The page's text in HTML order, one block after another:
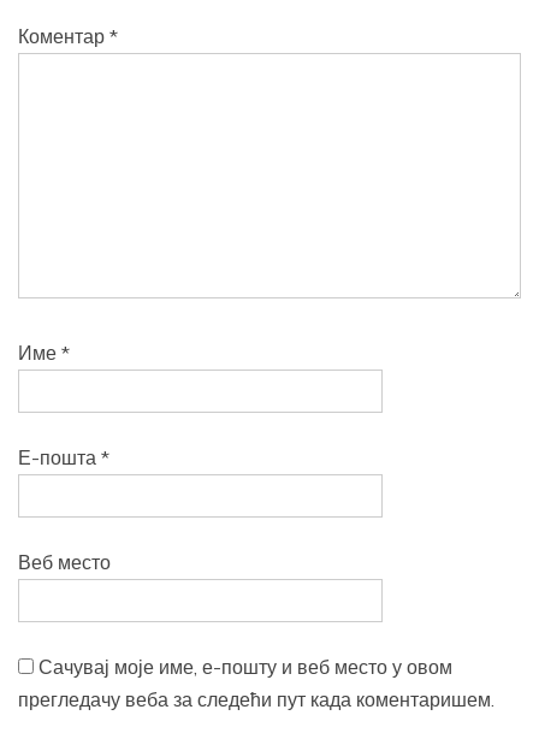
Коментар *
Име *
Е-пошта *
Веб место
Сачувај моје име, е-пошту и веб место у овом
прегледачу веба за следећи пут када коментаришем.